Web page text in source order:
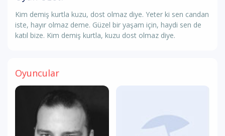
Kim demiş kurtla kuzu, dost olmaz diye. Yeter ki sen candan
iste, hayır olmaz deme. Güzel bir yaşam için, haydi sen de
katıl bize. Kim demiş kurtla, kuzu dost olmaz diye.
Oyuncular